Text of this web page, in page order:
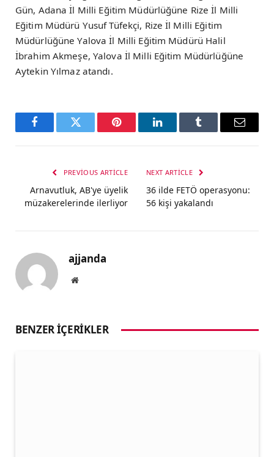
Gün, Adana İl Milli Eğitim Müdürlüğüne Rize İl Milli
Eğitim Müdürü Yusuf Tüfekçi, Rize İl Milli Eğitim
Müdürlüğüne Yalova İl Milli Eğitim Müdürü Halil
İbrahim Akmeşe, Yalova İl Milli Eğitim Müdürlüğüne
Aytekin Yılmaz atandı.
FacebookTwitter Pinterest LinkedInTumblr Email
PREVIOUS ARTICLE
Arnavutluk, AB'ye üyelik
müzakerelerinde ilerliyor
NEXT ARTICLE
36 ilde FETÖ operasyonu:
56 kişi yakalandı
ajjanda
Website
BENZER İÇERIKLER